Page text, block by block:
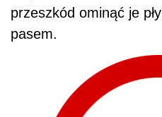
przeszkód ominąć je
pasem.